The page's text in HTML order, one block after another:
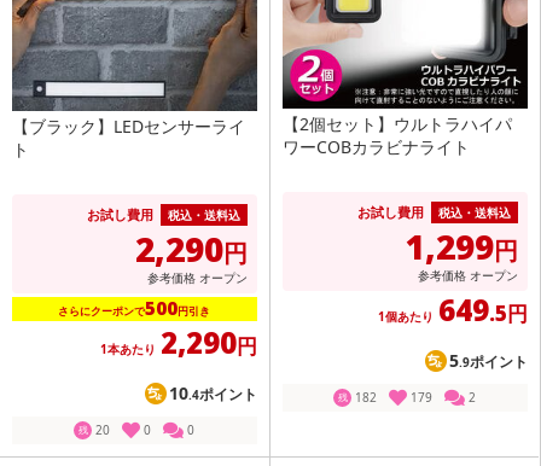
【ブラック】LEDセンサーライ
ト
お試し費用 税込・送料込
2,290円
参考価格 オープン
さらにクーポンで500円引き
1本あたり 2,290円
10.4ポイント
残 20 0 0
【2個セット】ウルトラハイパ
ワーCOBカラビナライト
お試し費用 税込・送料込
1,299円
参考価格 オープン
1個あたり 649.5円
5.9ポイント
残 182 179 2